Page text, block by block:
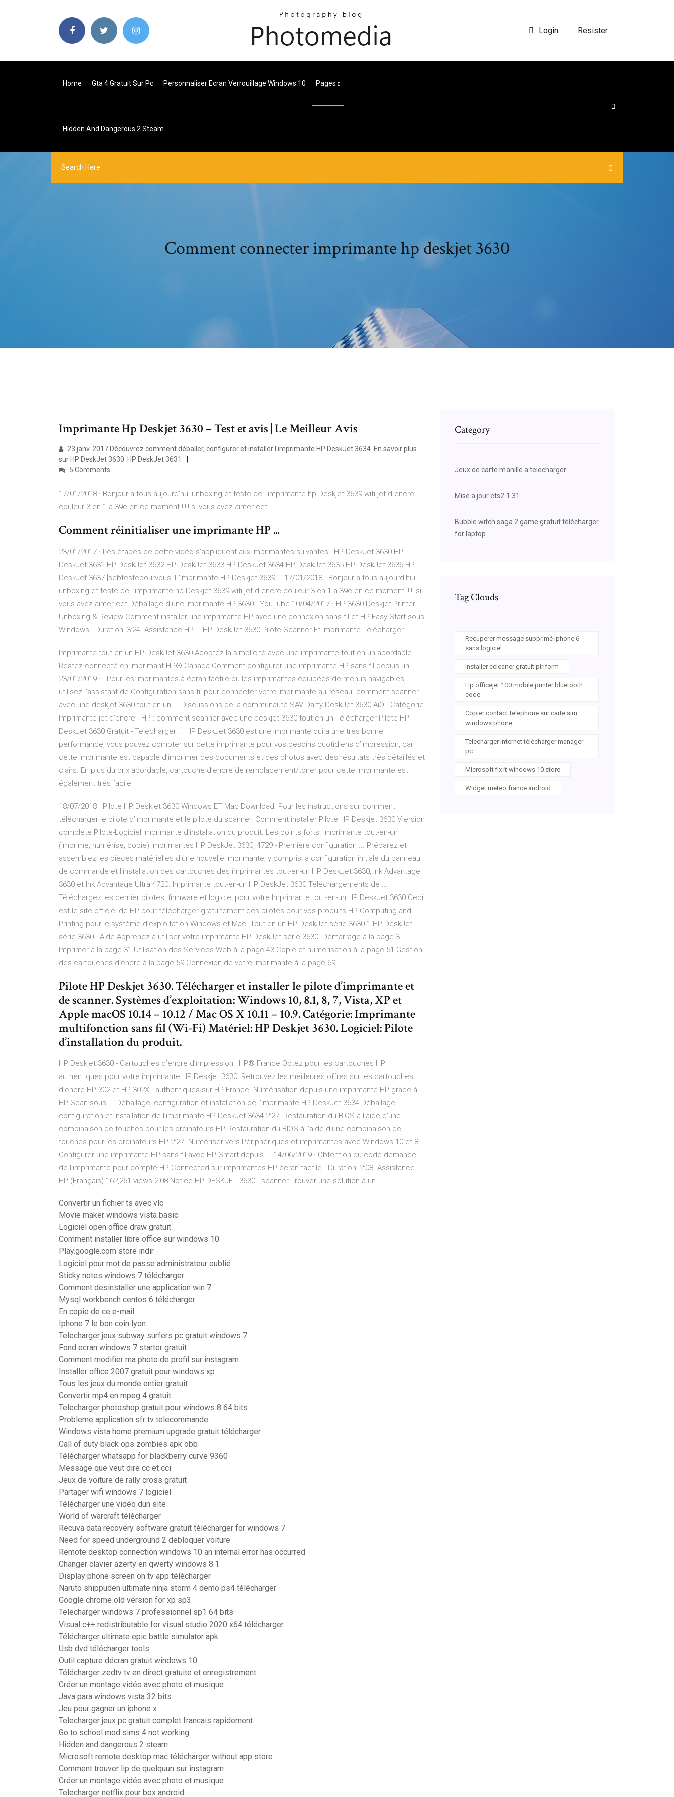
Login | Resister
Home Gta 4 Gratuit Sur Pc Personnaliser Ecran Verrouillage Windows 10 Pages
Hidden And Dangerous 2 Steam
Comment connecter imprimante hp deskjet 3630
Imprimante Hp Deskjet 3630 – Test et avis | Le Meilleur Avis
23 janv. 2017 Découvrez comment déballer, configurer et installer l'imprimante HP DeskJet 3634. En savoir plus
sur HP DeskJet 3630. HP DeskJet 3631
5 Comments
17/01/2018 · Bonjour a tous aujourd’hui unboxing et teste de l imprimante hp Deskjet 3639 wifi jet d encre
couleur 3 en 1 a 39e en ce moment !!!!! si vous avez aimer cet
Comment réinitialiser une imprimante HP ...
23/01/2017 · Les étapes de cette vidéo s'appliquent aux imprimantes suivantes : HP DeskJet 3630 HP
DeskJet 3631 HP DeskJet 3632 HP DeskJet 3633 HP DeskJet 3634 HP DeskJet 3635 HP DeskJet 3636 HP
DeskJet 3637 [sebtestepourvous] L'imprimante HP Deskjet 3639 … 17/01/2018 · Bonjour a tous aujourd’hui
unboxing et teste de l imprimante hp Deskjet 3639 wifi jet d encre couleur 3 en 1 a 39e en ce moment !!!!! si
vous avez aimer cet Déballage d'une imprimante HP 3630 - YouTube 10/04/2017 · HP 3630 Deskjet Printer
Unboxing & Review Comment installer une imprimante HP avec une connexion sans fil et HP Easy Start sous
Windows - Duration: 3:24. Assistance HP … HP DeskJet 3630 Pilote Scanner Et Imprimante Télécharger
Imprimante tout-en-un HP DeskJet 3630 Adoptez la simplicité avec une imprimante tout-en-un abordable.
Restez connecté en imprimant HP® Canada Comment configurer une imprimante HP sans fil depuis un ...
23/01/2019 · - Pour les imprimantes à écran tactile ou les imprimantes équipées de menus navigables,
utilisez l'assistant de Configuration sans fil pour connecter votre imprimante au réseau. comment scanner
avec une deskjet 3630 tout en un ... Discussions de la communauté SAV Darty DeskJet 3630 AiO - Catégorie
Imprimante jet d'encre - HP : comment scanner avec une deskjet 3630 tout en un Télécharger Pilote HP
DeskJet 3630 Gratuit - Telecharger ... HP DeskJet 3630 est une imprimante qui a une très bonne
performance, vous pouvez compter sur cette imprimante pour vos besoins quotidiens d’impression, car
cette imprimante est capable d’imprimer des documents et des photos avec des résultats très détaillés et
clairs. En plus du prix abordable, cartouche d’encre de remplacement/toner pour cette imprimante est
également très facile
18/07/2018 · Pilote HP Deskjet 3630 Windows ET Mac Download. Pour les instructions sur comment
télécharger le pilote d’imprimante et le pilote du scanner. Comment installer Pilote HP Deskjet 3630 V ersion
complète Pilote-Logiciel Imprimante d’installation du produit. Les points forts. Imprimante tout-en-un
(imprime, numérise, copie) Imprimantes HP DeskJet 3630, 4729 - Première configuration ... Préparez et
assemblez les pièces matérielles d'une nouvelle imprimante, y compris la configuration initiale du panneau
de commande et l'installation des cartouches des imprimantes tout-en-un HP DeskJet 3630, Ink Advantage
3630 et Ink Advantage Ultra 4720. Imprimante tout-en-un HP DeskJet 3630 Téléchargements de ...
Téléchargez les dernier pilotes, firmware et logiciel pour votre Imprimante tout-en-un HP DeskJet 3630.Ceci
est le site officiel de HP pour télécharger gratuitement des pilotes pour vos produits HP Computing and
Printing pour le système d'exploitation Windows et Mac. Tout-en-un HP DeskJet série 3630 1 HP DeskJet
série 3630 - Aide Apprenez à utiliser votre imprimante HP DeskJet série 3630. Démarrage à la page 3
Imprimer à la page 31 Utilisation des Services Web à la page 43 Copie et numérisation à la page 51 Gestion
des cartouches d'encre à la page 59 Connexion de votre imprimante à la page 69
Pilote HP Deskjet 3630. Télécharger et installer le pilote d’imprimante et
de scanner. Systèmes d’exploitation: Windows 10, 8.1, 8, 7, Vista, XP et
Apple macOS 10.14 – 10.12 / Mac OS X 10.11 – 10.9. Catégorie: Imprimante
multifonction sans fil (Wi-Fi) Matériel: HP Deskjet 3630. Logiciel: Pilote
d’installation du produit.
HP Deskjet 3630 - Cartouches d’encre d’impression | HP® France Optez pour les cartouches HP
authentiques pour votre imprimante HP Deskjet 3630. Retrouvez les meilleures offres sur les cartouches
d’encre HP 302 et HP 302XL authentiques sur HP France. Numérisation depuis une imprimante HP grâce à
HP Scan sous ... Déballage, configuration et installation de l'imprimante HP DeskJet 3634 Déballage,
configuration et installation de l'imprimante HP DeskJet 3634 2:27. Restauration du BIOS à l'aide d'une
combinaison de touches pour les ordinateurs HP Restauration du BIOS à l'aide d'une combinaison de
touches pour les ordinateurs HP 2:27. Numériser vers Périphériques et imprimantes avec Windows 10 et 8
Configurer une imprimante HP sans fil avec HP Smart depuis ... 14/06/2019 · Obtention du code demande
de l'imprimante pour compte HP Connected sur imprimantes HP écran tactile - Duration: 2:08. Assistance
HP (Français) 162,261 views 2:08 Notice HP DESKJET 3630 - scanner Trouver une solution à un ...
Convertir un fichier ts avec vlc
Movie maker windows vista basic
Logiciel open office draw gratuit
Comment installer libre office sur windows 10
Play.google.com store indir
Logiciel pour mot de passe administrateur oublié
Sticky notes windows 7 télécharger
Comment desinstaller une application win 7
Mysql workbench centos 6 télécharger
En copie de ce e-mail
Iphone 7 le bon coin lyon
Telecharger jeux subway surfers pc gratuit windows 7
Fond ecran windows 7 starter gratuit
Comment modifier ma photo de profil sur instagram
Installer office 2007 gratuit pour windows xp
Tous les jeux du monde entier gratuit
Convertir mp4 en mpeg 4 gratuit
Telecharger photoshop gratuit pour windows 8 64 bits
Probleme application sfr tv telecommande
Windows vista home premium upgrade gratuit télécharger
Call of duty black ops zombies apk obb
Télécharger whatsapp for blackberry curve 9360
Message que veut dire cc et cci
Jeux de voiture de rally cross gratuit
Partager wifi windows 7 logiciel
Télécharger une vidéo dun site
World of warcraft télécharger
Recuva data recovery software gratuit télécharger for windows 7
Need for speed underground 2 debloquer voiture
Remote desktop connection windows 10 an internal error has occurred
Changer clavier azerty en qwerty windows 8.1
Display phone screen on tv app télécharger
Naruto shippuden ultimate ninja storm 4 demo ps4 télécharger
Google chrome old version for xp sp3
Telecharger windows 7 professionnel sp1 64 bits
Visual c++ redistributable for visual studio 2020 x64 télécharger
Télécharger ultimate epic battle simulator apk
Usb dvd télécharger tools
Outil capture décran gratuit windows 10
Télécharger zedtv tv en direct gratuite et enregistrement
Créer un montage vidéo avec photo et musique
Java para windows vista 32 bits
Jeu pour gagner un iphone x
Telecharger jeux pc gratuit complet francais rapidement
Go to school mod sims 4 not working
Hidden and dangerous 2 steam
Microsoft remote desktop mac télécharger without app store
Comment trouver lip de quelquun sur instagram
Créer un montage vidéo avec photo et musique
Telecharger netflix pour box android
Category
Jeux de carte manille a telecharger
Mise a jour ets2 1.31
Bubble witch saga 2 game gratuit télécharger
for laptop
Tag Clouds
Recuperer message supprimé iphone 6
sans logiciel
Installer ccleaner gratuit piriform
Hp officejet 100 mobile printer bluetooth
code
Copier contact telephone sur carte sim
windows phone
Telecharger internet télécharger manager
pc
Microsoft fix it windows 10 store
Widget meteo france android